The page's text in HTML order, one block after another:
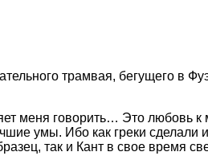
трамвая, бегущего в
меня говорить… Это любовь
умы. Ибо как греки
так и Кант в свое время